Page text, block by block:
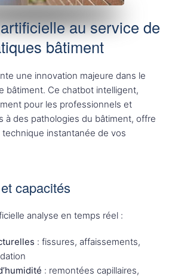
au service de
bâtiment
une innovation majeure dans le
bâtiment. Ce chatbot intelligent,
pour les professionnels et
à des pathologies du bâtiment, offre
instantanée de vos
capacités
analyse en temps réel :
: fissures, affaissements,
: remontées capillaires,